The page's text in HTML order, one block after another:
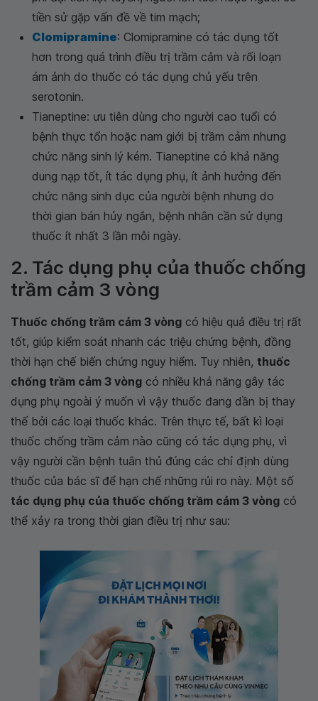
tiền sử gặp vấn đề về tim mạch;
Clomipramine: Clomipramine có tác dụng tốt
hơn trong quá trình điều trị trầm cảm và rối loạn
ám ảnh do thuốc có tác dụng chủ yếu trên
serotonin.
Tianeptine: ưu tiên dùng cho người cao tuổi có
bệnh thực tổn hoặc nam giới bị trầm cảm nhưng
chức năng sinh lý kém. Tianeptine có khả năng
dung nạp tốt, ít tác dụng phụ, ít ảnh hưởng đến
chức năng sinh dục của người bệnh nhưng do
thời gian bán hủy ngắn, bệnh nhân cần sử dụng
thuốc ít nhất 3 lần mỗi ngày.
2. Tác dụng phụ của thuốc chống
trầm cảm 3 vòng
Thuốc chống trầm cảm 3 vòng có hiệu quả điều trị rất
tốt, giúp kiểm soát nhanh các triệu chứng bệnh, đồng
thời hạn chế biến chứng nguy hiểm. Tuy nhiên, thuốc
chống trầm cảm 3 vòng có nhiều khả năng gây tác
dụng phụ ngoài ý muốn vì vậy thuốc đang dần bị thay
thế bởi các loại thuốc khác. Trên thực tế, bất kì loại
thuốc chống trầm cảm nào cũng có tác dụng phụ, vì
vậy người cần bệnh tuân thủ đúng các chỉ định dùng
thuốc của bác sĩ để hạn chế những rủi ro này. Một số
tác dụng phụ của thuốc chống trầm cảm 3 vòng có
thể xảy ra trong thời gian điều trị như sau: